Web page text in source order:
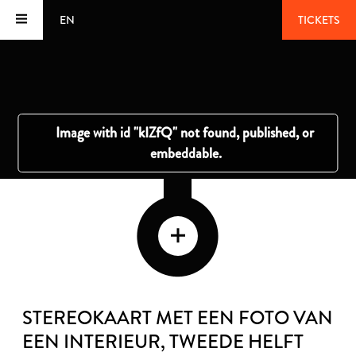
EN TICKETS
STEREOKAART MET EEN FOTO VAN
EEN INTERIEUR, TWEEDE HELFT